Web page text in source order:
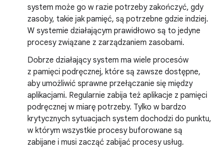
system może go w razie potrzeby zakończyć, gdy
zasoby, takie jak pamięć, są potrzebne gdzie indziej.
W systemie działającym prawidłowo są to jedyne
procesy związane z zarządzaniem zasobami.
Dobrze działający system ma wiele procesów
z pamięci podręcznej, które są zawsze dostępne,
aby umożliwić sprawne przełączanie się między
aplikacjami. Regularnie zabija też aplikacje z pamięci
podręcznej w miarę potrzeby. Tylko w bardzo
krytycznych sytuacjach system dochodzi do punktu,
w którym wszystkie procesy buforowane są
zabijane i musi zacząć zabijać procesy usług.